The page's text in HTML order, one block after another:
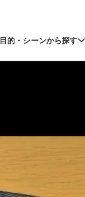
目的・シーンから探す